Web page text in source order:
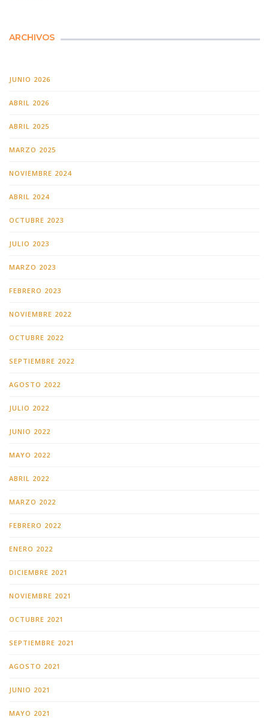
ARCHIVOS
JUNIO 2026
ABRIL 2026
ABRIL 2025
MARZO 2025
NOVIEMBRE 2024
ABRIL 2024
OCTUBRE 2023
JULIO 2023
MARZO 2023
FEBRERO 2023
NOVIEMBRE 2022
OCTUBRE 2022
SEPTIEMBRE 2022
AGOSTO 2022
JULIO 2022
JUNIO 2022
MAYO 2022
ABRIL 2022
MARZO 2022
FEBRERO 2022
ENERO 2022
DICIEMBRE 2021
NOVIEMBRE 2021
OCTUBRE 2021
SEPTIEMBRE 2021
AGOSTO 2021
JUNIO 2021
MAYO 2021